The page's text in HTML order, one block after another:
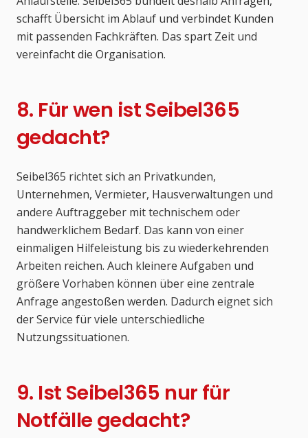
schafft Übersicht im Ablauf und verbindet Kunden
mit passenden Fachkräften. Das spart Zeit und
vereinfacht die Organisation.
8. Für wen ist Seibel365
gedacht?
Seibel365 richtet sich an Privatkunden,
Unternehmen, Vermieter, Hausverwaltungen und
andere Auftraggeber mit technischem oder
handwerklichem Bedarf. Das kann von einer
einmaligen Hilfeleistung bis zu wiederkehrenden
Arbeiten reichen. Auch kleinere Aufgaben und
größere Vorhaben können über eine zentrale
Anfrage angestoßen werden. Dadurch eignet sich
der Service für viele unterschiedliche
Nutzungssituationen.
9. Ist Seibel365 nur für
Notfälle gedacht?